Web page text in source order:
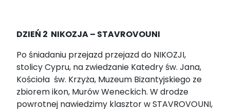
DZIEŃ 2 NIKOZJA – STAVROVOUNI
Po śniadaniu przejazd przejazd do NIKOZJI,
stolicy Cypru, na zwiedzanie Katedry św. Jana,
Kościoła św. Krzyża, Muzeum Bizantyjskiego ze
zbiorem ikon, Murów Weneckich. W drodze
powrotnej nawiedzimy klasztor w STAVROVOUNI,